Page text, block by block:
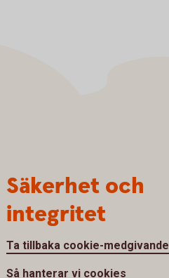
Säkerhet och
integritet
Ta tillbaka cookie-medgivande
Så hanterar vi cookies